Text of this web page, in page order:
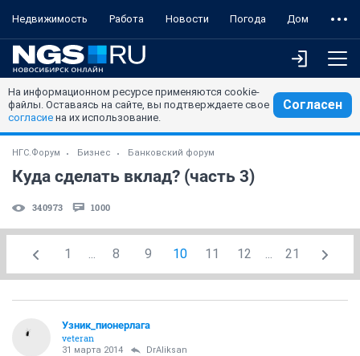
Недвижимость Работа Новости Погода Дом
На информационном ресурсе применяются cookie-
файлы. Оставаясь на сайте, вы подтверждаете свое
согласие на их использование.
Согласен
НГС.Форум Бизнес Банковский форум
Куда сделать вклад? (часть 3)
340973 1000
1 ... 8 9 10 11 12 ... 21
Узник_пионерлага
veteran
31 марта 2014 DrAliksan